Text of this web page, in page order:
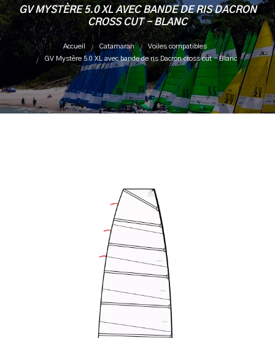
GV MYSTÈRE 5.0 XL AVEC BANDE DE RIS DACRON
CROSS CUT - BLANC
Accueil Catamaran
Voiles compatibles
GV Mystère 5.0 XL avec bande de ris Dacron cross cut - Blanc